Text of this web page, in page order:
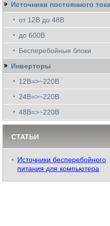
Источники постоянного
от 12В до 48В
до 600В
Бесперебойные блоки
Инверторы
12В=>~220В
24В=>~220В
48В=>~220В
СТАТЬИ
Источники бесперебойного
питания для компьютера